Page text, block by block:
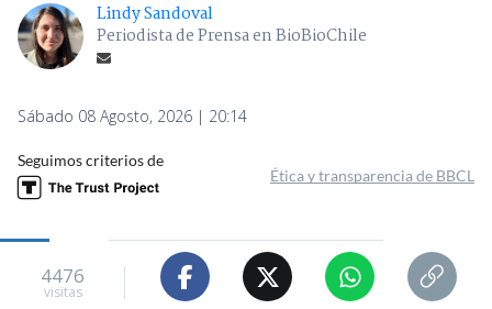
Lindy Sandoval
Periodista de Prensa en BioBioChile
Sábado 08 Agosto, 2026 | 20:14
Seguimos criterios de
Ética y transparencia de BBCL
4476
visitas